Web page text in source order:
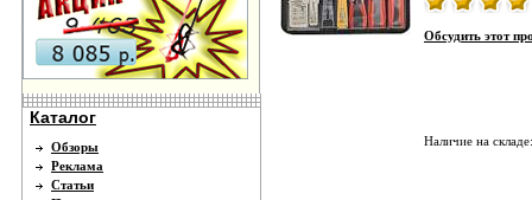
Каталог
Обзоры
Реклама
Статьи
Обсудить этот
Наличие на